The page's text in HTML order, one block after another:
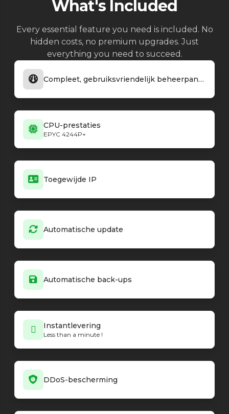
What's Included
Every essential feature you need is included. No
hidden costs, no premium upgrades. Just
everything you need to succeed.
Compleet, gebruiksvriendelijk beheerpaneel
CPU-prestaties
EPYC 4244P+
Toegewijde IP
Automatische update
Automatische back-ups
Instantlevering
Less than a minute !
DDoS-bescherming